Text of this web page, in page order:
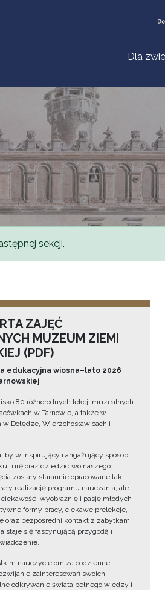
Dla
sekcji.
ZAJĘĆ
MUZEUM ZIEMI
(PDF)
edukacyjna wiosna–lato 2026
80 różnorodnych lekcji muzealnych
w Tarnowie, a także w
w Dołędze, Wierzchosławicach i
by w inspirujący i angażujący sposób
oraz dziedzictwo naszego
zostały starannie opracowane tak,
realizację programu nauczania, ale
wyobraźnię i pasję młodych
formy pracy, ciekawe prelekcje,
oraz bezpośredni kontakt z zabytkami
staje się fascynującą przygodą i
nauczycielom za codzienne
zainteresowań swoich
odkrywanie świata pełnego wiedzy i